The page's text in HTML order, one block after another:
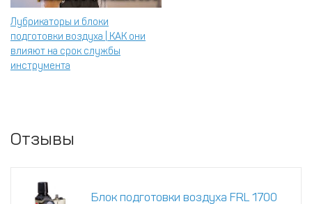
Лубрикаторы и блоки
подготовки воздуха | КАК они
влияют на срок службы
инструмента
Отзывы
Блок подготовки воздуха FRL 1700